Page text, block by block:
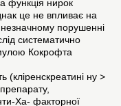
функція нирок
це не впливає на
порушенні
систематично
Кокрофта
(кліренскреатині ну >
Ха- факторної